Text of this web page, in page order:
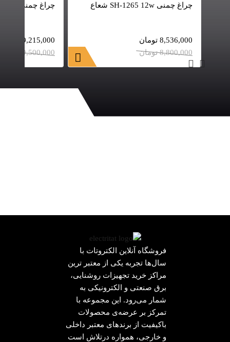
چراغ چمنی SH-1265 12w شعاع
8,536,000 تومان
8,800,000 تومان
چراغ چمنی SH-1268 12w شعاع
9,215,000
9,500,000
فروشگاه آنلاین الکتروتات با
سال‌ها تجربه یکی از معتبر ترین
مراکز خرید تجهیزات روشنایی،
برق صنعتی و الکترونیکی به
شمار می‌رود. این مجموعه با
تمرکز بر عرضه‌ی محصولات
باکیفیت از برندهای معتبر داخلی
و خارجی، همواره درتلاش است